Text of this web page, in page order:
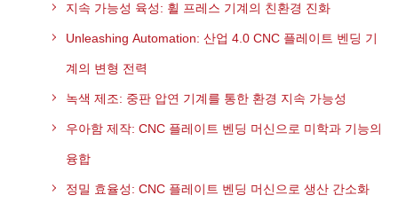
지속 가능성 육성: 휠 프레스 기계의 친환경 진화
Unleashing Automation: 산업 4.0 CNC 플레이트 벤딩 기
계의 변형 전력
녹색 제조: 중판 압연 기계를 통한 환경 지속 가능성
우아함 제작: CNC 플레이트 벤딩 머신으로 미학과 기능의
융합
정밀 효율성: CNC 플레이트 벤딩 머신으로 생산 간소화